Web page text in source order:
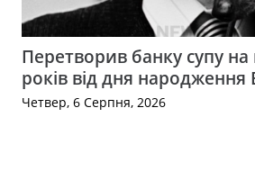
Перетворив банку супу
років від дня народження
Четвер, 6 Серпня, 2026